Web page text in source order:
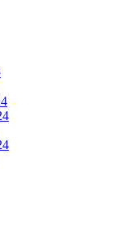
များကဏ္ဍအလိုက်